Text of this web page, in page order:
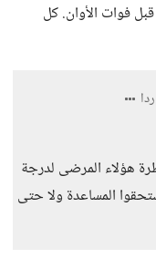
فوات الأوان. كل
هؤلاء المرضى لدرجة
المساعدة ولا حتى